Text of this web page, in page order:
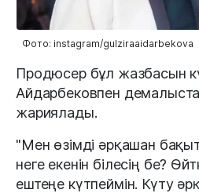
Фото: instagram/gulziraaidarbekova
Продюсер бұл жазбасын
Айдарбековпен
жариялады.
"Мен өзімді әрқашан
неге екенін білесің бе?
ештеңе күтпеймін. Күту